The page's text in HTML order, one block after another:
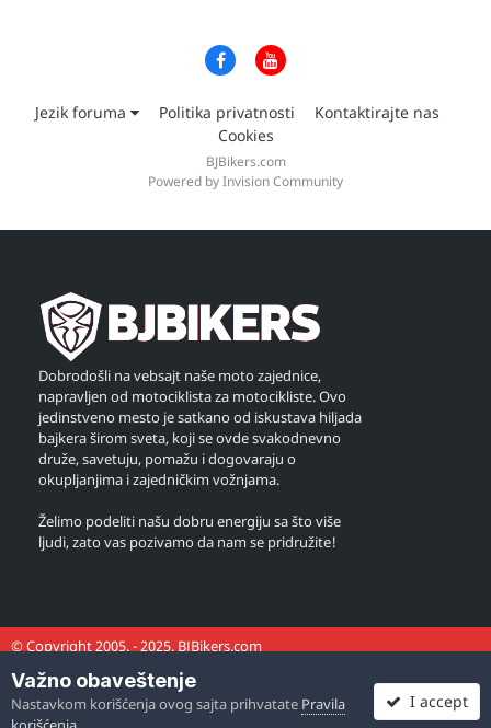
Jezik foruma Politika privatnosti
Kontaktirajte nas
Cookies
BJBikers.com
Powered by Invision Community
Dobrodošli na vebsajt naše moto zajednice,
napravljen od motociklista za motocikliste. Ovo
jedinstveno mesto je satkano od iskustava hiljada
bajkera širom sveta, koji se ovde svakodnevno
druže, savetuju, pomažu i dogovaraju o
okupljanjima i zajedničkim vožnjama.
Želimo podeliti našu dobru energiju sa što više
ljudi, zato vas pozivamo da nam se pridružite!
© Copyright 2005. - 2025. BJBikers.com
Važno obaveštenje
Nastavkom korišćenja ovog sajta prihvatate Pravila
I accept